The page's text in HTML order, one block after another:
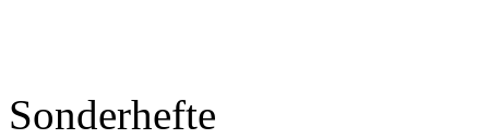
Sonderhefte